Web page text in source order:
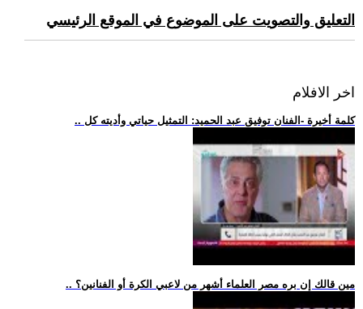
التعليق والتصويت على الموضوع في الموقع الرئيسي
اخر الافلام
.. كلمة أخيرة -الفنان توفيق عبد الحميد: التمثيل حياتي وأديته كل
.. مين قالك إن بره مصر العلماء أشهر من لاعبي الكرة أو الفنانين؟